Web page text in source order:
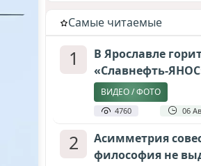
Cамые читаемые
1
В Ярославле
«Славнефть-
ВИДЕО / ФОТО
4760 06
2
Асимметрия
философия не